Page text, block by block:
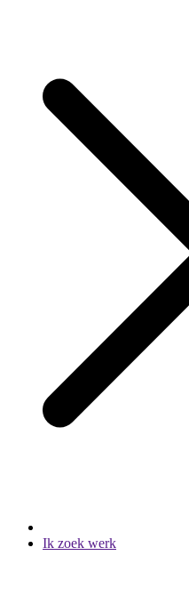
Ik zoek werk